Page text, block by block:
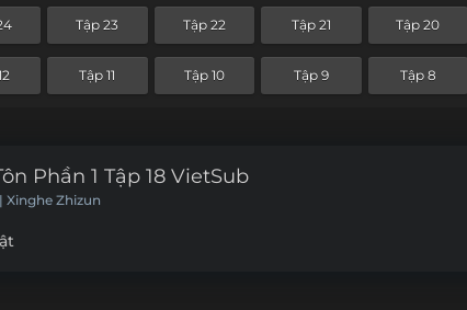
Tập 23 Tập 22 Tập 21 Tập 20
Tập 11 Tập 10 Tập 9 Tập 8
Phần 1 Tập 18 VietSub
Xinghe Zhizun